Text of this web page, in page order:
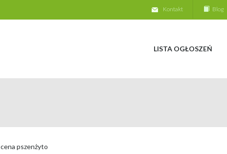
Kontakt Blog
LISTA OGŁOSZEŃ
cena pszenżyto